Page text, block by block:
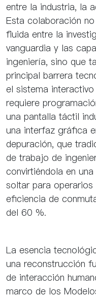
entre la industria, la
Esta colaboración
fluida entre la
vanguardia y las
ingeniería, sino que
principal barrera
el sistema
requiere
una pantalla táctil
una interfaz gráfica
depuración, que
de trabajo de
convirtiéndola en
soltar para
eficiencia de
del 60 %.
La esencia
una reconstrucción
de interacción
marco de los